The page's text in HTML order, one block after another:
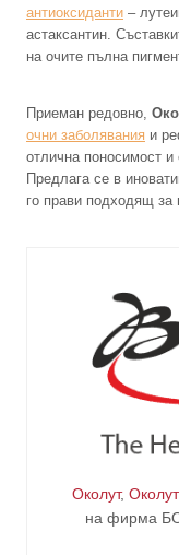
антиоксиданти –
астаксантин.
на очите пълна
Приеман редовно,
очни заболявания и
отлична поносимост
Предлага се в
го прави подходящ за
Околут,
на фирма